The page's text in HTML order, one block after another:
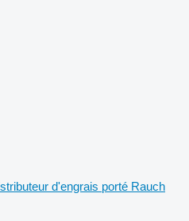
d'engrais porté Rauch